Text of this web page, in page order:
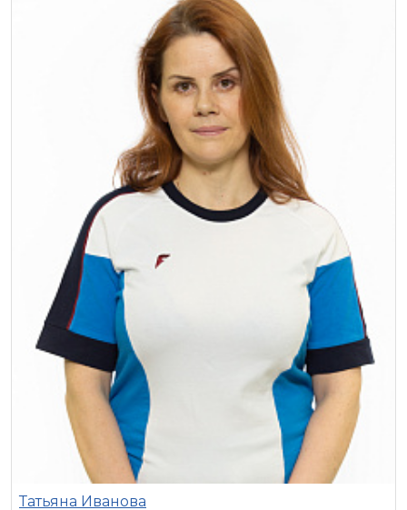
Татьяна Иванова